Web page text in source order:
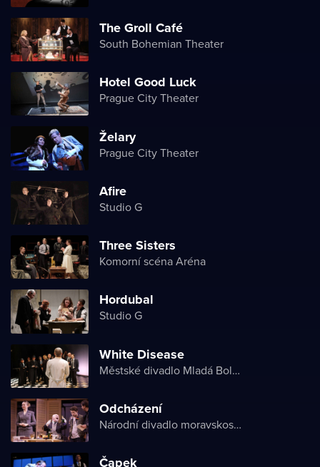
The Groll Café
South Bohemian Theater
Hotel Good Luck
Prague City Theater
Želary
Prague City Theater
Afire
Studio G
Three Sisters
Komorní scéna Aréna
Hordubal
Studio G
White Disease
Městské divadlo Mladá Boleslav
Odcházení
Národní divadlo moravskoslezské
Čapek